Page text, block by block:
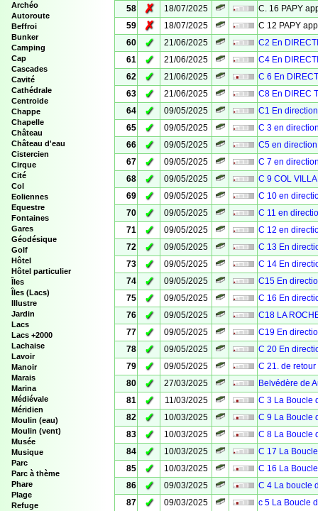
Archéo
Autoroute
Beffroi
Bunker
Camping
Cap
Cascades
Cavité
Cathédrale
Centroide
Chappe
Chapelle
Château
Château d'eau
Cistercien
Cirque
Cité
Col
Eoliennes
Equestre
Fontaines
Gares
Géodésique
Golf
Hôtel
Hôtel particulier
Îles
Îles (Lacs)
Illustre
Jardin
Lacs
Lacs +2000
Lachaise
Lavoir
Manoir
Marais
Marina
Médiévale
Méridien
Moulin (eau)
Moulin (vent)
Musée
Musique
Parc
Parc à thème
Phare
Plage
Refuge
58
✗ 18/07/2025
C. 16 PAPY
59
✗ 18/07/2025
C 12 PAPY
60
✓ 21/06/2025
C2 En
61
✓ 21/06/2025
C4 En
62
✓ 21/06/2025
C 6 En
63
✓ 21/06/2025
C8 En DIREC
64
✓ 09/05/2025
C1 En
65
✓ 09/05/2025
C 3 en
66
✓ 09/05/2025
C5 en
67
✓ 09/05/2025
C 7 en
68
✓ 09/05/2025
C 9 COL
69
✓ 09/05/2025
C 10 en
70
✓ 09/05/2025
C 11 en
71
✓ 09/05/2025
C 12 en
72
✓ 09/05/2025
C 13 En
73
✓ 09/05/2025
C 14 En
74
✓ 09/05/2025
C15 En
75
✓ 09/05/2025
C 16 En
76
✓ 09/05/2025
C18 LA
77
✓ 09/05/2025
C19 En
78
✓ 09/05/2025
C 20 En
79
✓ 09/05/2025
C 21. de
80
✓ 27/03/2025
Belvédère de
81
✓ 11/03/2025
C 3 La Boucle
82
✓ 10/03/2025
C 9 La Boucle
83
✓ 10/03/2025
C 8 La Boucle
84
✓ 10/03/2025
C 17 La
85
✓ 10/03/2025
C 16 La
86
✓ 09/03/2025
C 4 La boucle
87
✓ 09/03/2025
c 5 La Boucle